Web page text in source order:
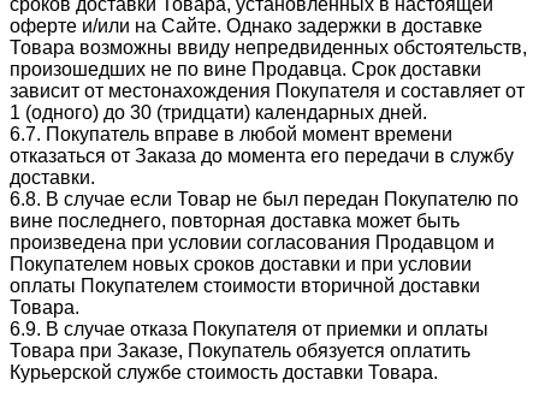
сроков доставки Товара, установленных в настоящей
оферте и/или на Сайте. Однако задержки в доставке
Товара возможны ввиду непредвиденных обстоятельств,
произошедших не по вине Продавца. Срок доставки
зависит от местонахождения Покупателя и составляет от
1 (одного) до 30 (тридцати) календарных дней.
6.7. Покупатель вправе в любой момент времени
отказаться от Заказа до момента его передачи в службу
доставки.
6.8. В случае если Товар не был передан Покупателю по
вине последнего, повторная доставка может быть
произведена при условии согласования Продавцом и
Покупателем новых сроков доставки и при условии
оплаты Покупателем стоимости вторичной доставки
Товара.
6.9. В случае отказа Покупателя от приемки и оплаты
Товара при Заказе, Покупатель обязуется оплатить
Курьерской службе стоимость доставки Товара.